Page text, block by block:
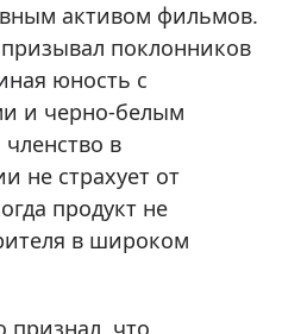
активом фильмов.
поклонников
юность с
и черно-белым
в
не страхует от
продукт не
в широком
признал, что